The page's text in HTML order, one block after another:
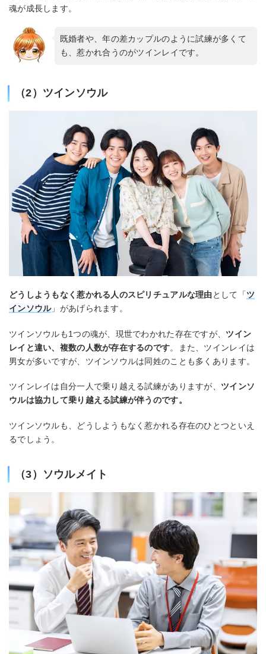
魂が成長します。
既婚者や、年の差カップルのように試練が多くて
も、惹かれ合うのがツインレイです。
（2）ツインソウル
どうしようもなく惹かれる人のスピリチュアルな理由として「ツ
インソウル」があげられます。
ツインソウルも1つの魂が、現世でわかれた存在ですが、 ツイン
レイと違い、複数の人数が存在するのです。また、ツインレイは
男女が多いですが、ツインソウルは同姓のことも多くあります。
ツインレイは自分一人で乗り越える試練がありますが、 ツインソ
ウルは協力して乗り越える試練が伴うのです。
ツインソウルも、どうしようもなく惹かれる存在のひとつといえ
るでしょう。
（3）ソウルメイト